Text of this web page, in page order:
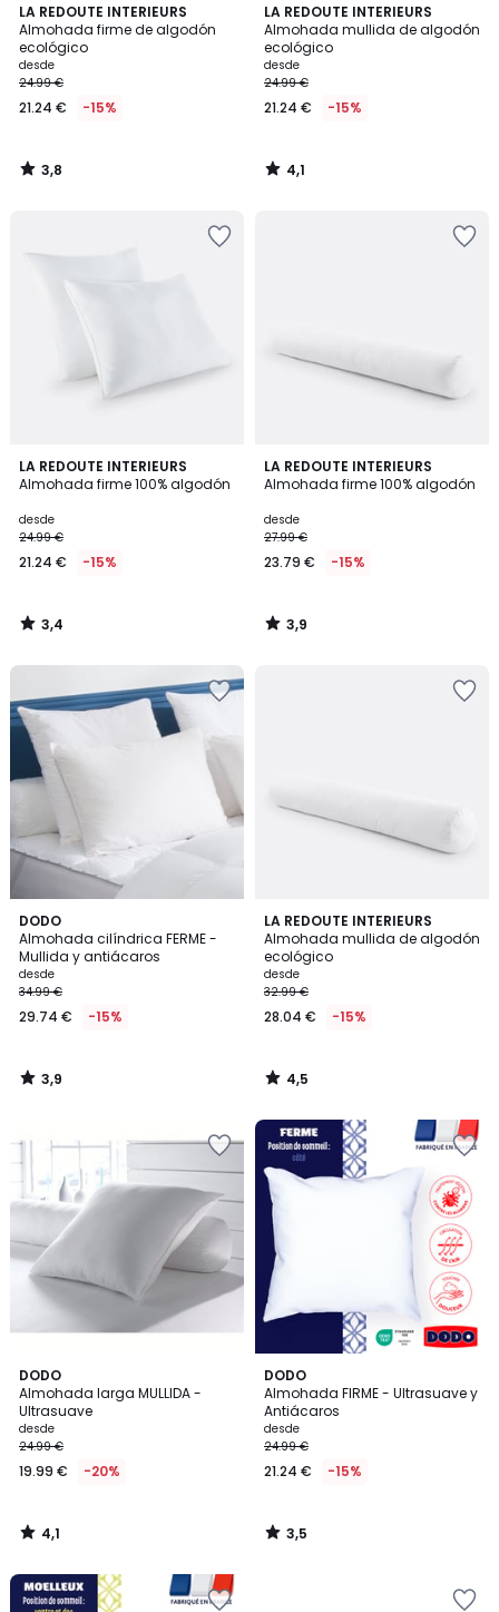
LA REDOUTE INTERIEURS
Almohada firme de algodón
ecológico
desde
24.99 €
21.24 € -15%
3,8
/ 5
3,8
/
LA REDOUTE INTERIEURS
Almohada mullida de algodón
ecológico
desde
24.99 €
21.24 € -15%
4,1
/ 5
4,1
/
LA REDOUTE INTERIEURS
Almohada firme 100% algodón
desde
24.99 €
21.24 € -15%
3,4
/ 5
3,4
/
LA REDOUTE INTERIEURS
Almohada firme 100% algodón
desde
27.99 €
23.79 € -15%
3,9
/ 5
3,9
/
DODO
Almohada cilíndrica FERME -
Mullida y antiácaros
desde
34.99 €
29.74 € -15%
3,9
/ 5
3,9
/
LA REDOUTE INTERIEURS
Almohada mullida de algodón
ecológico
desde
32.99 €
28.04 € -15%
4,5
/ 5
4,5
/
DODO
Almohada larga MULLIDA -
Ultrasuave
desde
24.99 €
19.99 € -20%
4,1
/ 5
4,1
/
DODO
Almohada FIRME - Ultrasuave y
Antiácaros
desde
24.99 €
21.24 € -15%
3,5
/ 5
3,5
/